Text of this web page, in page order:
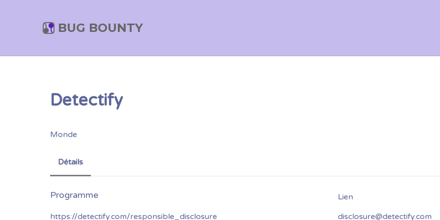
BUG BOUNTY
Detectify
Monde
Détails
https://detectify.com/responsible_disclosure disclosure@detectify.com